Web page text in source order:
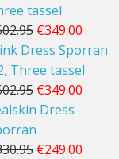
tassel
€349.00
Dress Sporran
Three tassel
€349.00
Dress
€249.00